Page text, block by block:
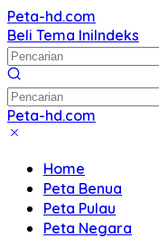
Langsung
ke
konten
Peta-hd.com
Kumpulan
Gambar
Peta
HD
Beli Tema IniIndeks
Peta-hd.com
Kumpulan
Peta
HD
Home
Peta Benua
Peta Pulau
Peta Negara